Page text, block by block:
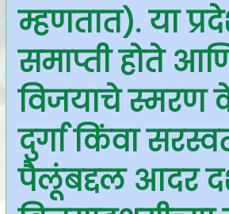
म्हणतात). या
समाप्ती होते
विजयाचे स्मरण
दुर्गा किंवा
पैलूंबद्दल आदर